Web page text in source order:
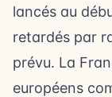
lancés au
retardés par
prévu. La
européens